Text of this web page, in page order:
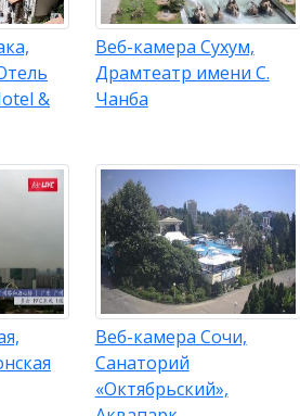
&
Веб-камера Сухум,
Драмтеатр имени С.
Чанба
Веб-камера Сочи,
Санаторий
«Октябрьский»,